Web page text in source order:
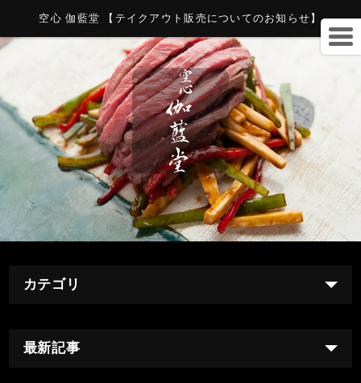
空心 伽藍堂 【テイクアウト販売についてのお知らせ】
カテゴリ
最新記事